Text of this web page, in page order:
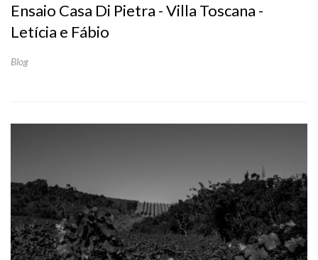
Ensaio Casa Di Pietra - Villa Toscana -
Letícia e Fábio
Blog